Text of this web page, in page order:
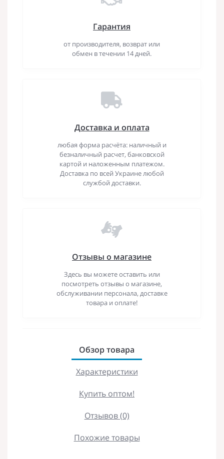
Гарантия
от производителя, возврат или
обмен в течении 14 дней.
Доставка и оплата
любая форма расчёта: наличный и
безналичный расчет, банковской
картой и наложенным платежом.
Доставка по всей Украине любой
службой доставки.
Отзывы о магазине
Здесь вы можете оставить или
посмотреть отзывы о магазине,
обслуживании персонала, доставке
товара и оплате!
Обзор товара
Характеристики
Купить оптом!
Отзывов (0)
Похожие товары